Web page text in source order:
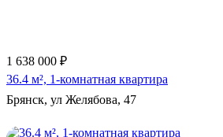
1 638 000 ₽
36.4 м², 1-комнатная квартира
Брянск, ул Желябова, 47